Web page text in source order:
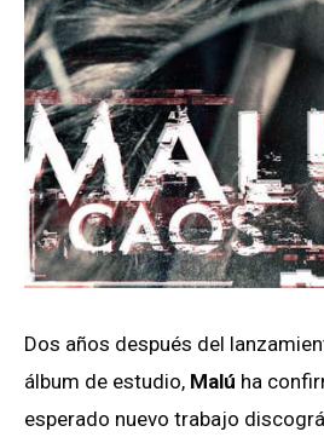
Dos años después del
álbum de estudio, Malú ha
esperado nuevo trabajo